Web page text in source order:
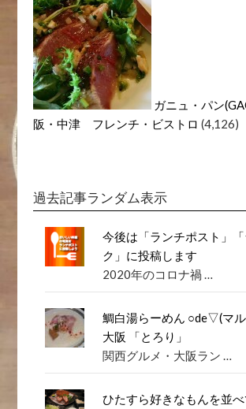
ガニュ・パン
阪・中津 フレンチ・ビストロ (4,126)
過去記事ランダム表示
今後は「ランチポスト」
ク」に投稿します
2020年のコロナ禍 …
鯛白湯らーめん ○de▽(マ
大阪 「とろり」
関西グルメ・大阪ラン …
ひたすら好きなもんを並